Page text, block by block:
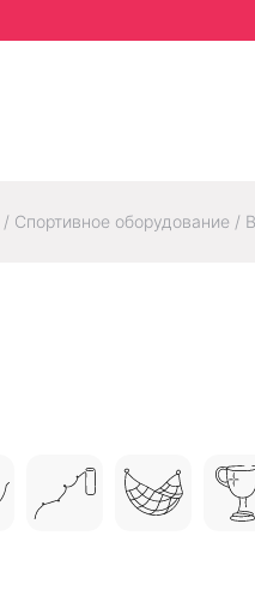
/ Спортивное оборудование /